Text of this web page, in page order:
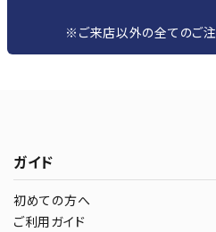
※ご来店以外の全てのご注
ガイド
初めての方へ
ご利用ガイド